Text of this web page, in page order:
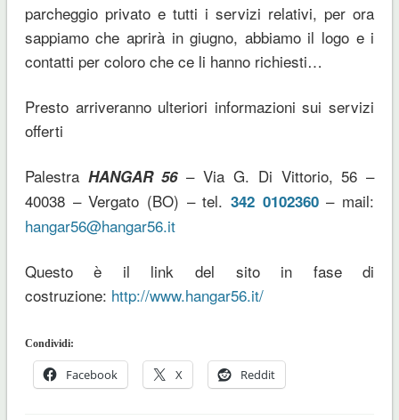
parcheggio privato e tutti i servizi relativi, per ora
sappiamo che aprirà in giugno, abbiamo il logo e i
contatti per coloro che ce li hanno richiesti…
Presto arriveranno ulteriori informazioni sui servizi
offerti
Palestra HANGAR 56– Via G. Di Vittorio, 56 –
40038 – Vergato (BO) – tel.342 0102360– mail:
hangar56@hangar56.it
Questo è il link del sito in fase di
costruzione: http://www.hangar56.it/
Condividi:
Facebook X Reddit